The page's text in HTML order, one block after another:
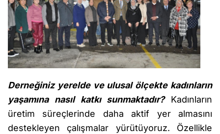
Derneğiniz yerelde ve ulusal ölçekte kadınların
yaşamına nasıl katkı sunmaktadır?Kadınların
üretim süreçlerinde daha aktif yer almasını
destekleyen çalışmalar yürütüyoruz. Özellikle